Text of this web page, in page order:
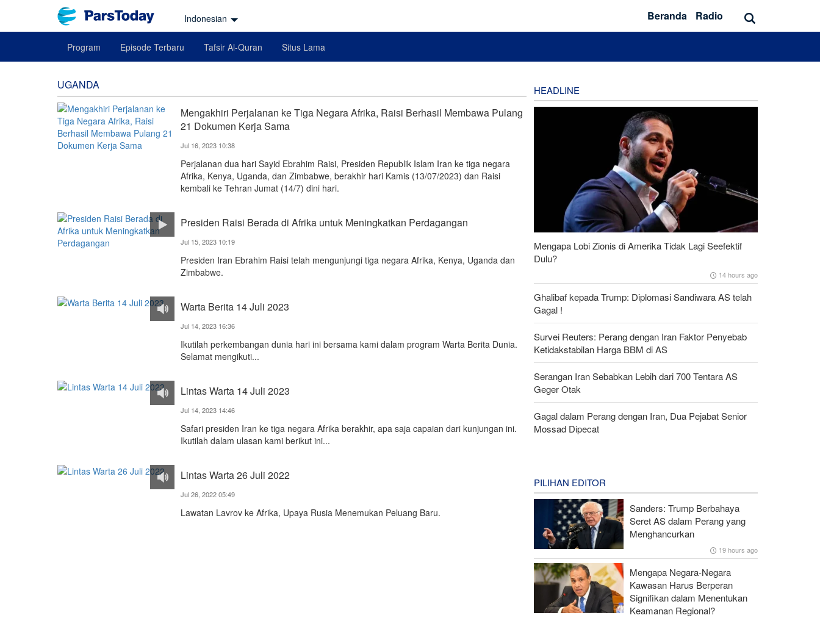
Indonesian Beranda Radio
Program Episode Terbaru Tafsir Al-Quran Situs Lama
UGANDA
Mengakhiri Perjalanan ke Tiga Negara Afrika, Raisi Berhasil Membawa Pulang
21 Dokumen Kerja Sama
Jul 16, 2023 10:38
Perjalanan dua hari Sayid Ebrahim Raisi, Presiden Republik Islam Iran ke tiga negara
Afrika, Kenya, Uganda, dan Zimbabwe, berakhir hari Kamis (13/07/2023) dan Raisi
kembali ke Tehran Jumat (14/7) dini hari.
Presiden Raisi Berada di Afrika untuk Meningkatkan Perdagangan
Jul 15, 2023 10:19
Presiden Iran Ebrahim Raisi telah mengunjungi tiga negara Afrika, Kenya, Uganda dan
Zimbabwe.
Warta Berita 14 Juli 2023
Jul 14, 2023 16:36
Ikutilah perkembangan dunia hari ini bersama kami dalam program Warta Berita Dunia.
Selamat mengikuti...
Lintas Warta 14 Juli 2023
Jul 14, 2023 14:46
Safari presiden Iran ke tiga negara Afrika berakhir, apa saja capaian dari kunjungan ini.
Ikutilah dalam ulasan kami berikut ini...
Lintas Warta 26 Juli 2022
Jul 26, 2022 05:49
Lawatan Lavrov ke Afrika, Upaya Rusia Menemukan Peluang Baru.
HEADLINE
Mengapa Lobi Zionis di Amerika Tidak Lagi Seefektif
Dulu?
14 hours ago
Ghalibaf kepada Trump: Diplomasi Sandiwara AS telah
Gagal !
Survei Reuters: Perang dengan Iran Faktor Penyebab
Ketidakstabilan Harga BBM di AS
Serangan Iran Sebabkan Lebih dari 700 Tentara AS
Geger Otak
Gagal dalam Perang dengan Iran, Dua Pejabat Senior
Mossad Dipecat
PILIHAN EDITOR
Sanders: Trump Berbahaya
Seret AS dalam Perang yang
Menghancurkan
19 hours ago
Mengapa Negara-Negara
Kawasan Harus Berperan
Signifikan dalam Menentukan
Keamanan Regional?